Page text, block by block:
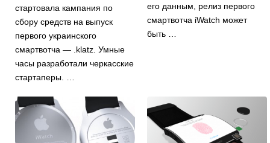
стартовала кампания по
сбору средств на выпуск
первого украинского
смартвотча — .klatz. Умные
часы разработали черкасские
стартаперы. …
его данным, релиз первого
смартвотча iWatch может
быть …